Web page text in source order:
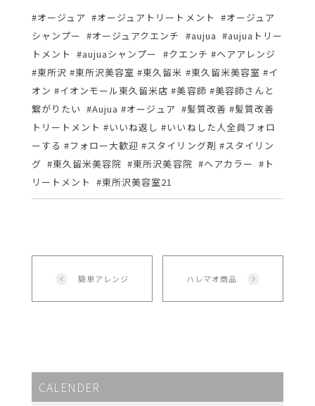
#オージュア #オージュアトリートメント #オージュア
シャンプー #オージュアクエンチ #aujua #aujuaトリー
トメント #aujuaシャンプー #クエンチ #ヘアアレンジ
#東所沢 #東所沢美容室 #東久留米 #東久留米美容室 #イ
オン #イオンモール東久留米店 #美容師 #美容師さんと
繋がりたい #Aujua #オージュア #髪質改善 #髪質改善
トリートメント #いいね返し #いいねした人全員フォロ
ーする #フォロー大歓迎 #スタイリング剤 #スタイリン
グ #東久留米美容院 #東所沢美容院 #ヘアカラー #ト
リートメント #東所沢美容室21
簡単アレンジ ハレマオ商品
CALENDER